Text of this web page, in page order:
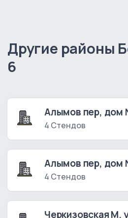
Другие районы
6
Алымов пер, дом
4 Стендов
Алымов пер, дом
4 Стендов
Черкизовская М.